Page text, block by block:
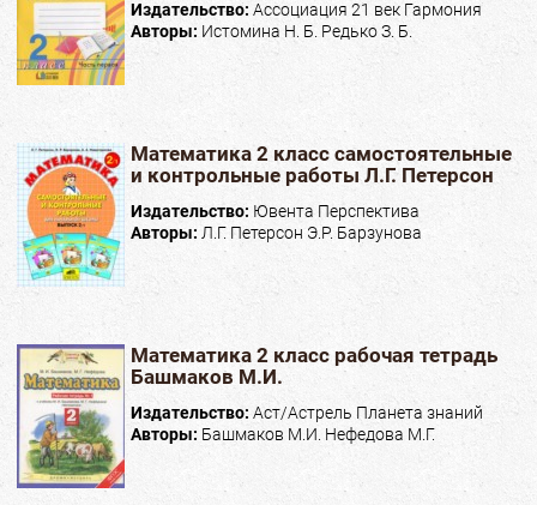
Издательство: Ассоциация 21 век Гармония
Авторы: Истомина Н. Б. Редько З. Б.
Математика 2 класс самостоятельные
и контрольные работы Л.Г. Петерсон
Издательство: Ювента Перспектива
Авторы: Л.Г. Петерсон Э.Р. Барзунова
Математика 2 класс рабочая тетрадь
Башмаков М.И.
Издательство: Аст/Астрель Планета знаний
Авторы: Башмаков М.И. Нефедова М.Г.